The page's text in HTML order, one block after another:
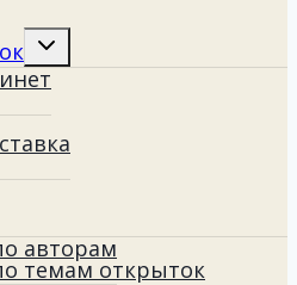
Переключить
меню
авторам
темам открыток